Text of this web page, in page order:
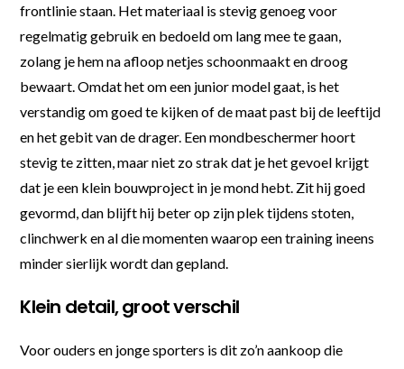
frontlinie staan. Het materiaal is stevig genoeg voor
regelmatig gebruik en bedoeld om lang mee te gaan,
zolang je hem na afloop netjes schoonmaakt en droog
bewaart. Omdat het om een junior model gaat, is het
verstandig om goed te kijken of de maat past bij de leeftijd
en het gebit van de drager. Een mondbeschermer hoort
stevig te zitten, maar niet zo strak dat je het gevoel krijgt
dat je een klein bouwproject in je mond hebt. Zit hij goed
gevormd, dan blijft hij beter op zijn plek tijdens stoten,
clinchwerk en al die momenten waarop een training ineens
minder sierlijk wordt dan gepland.
Klein detail, groot verschil
Voor ouders en jonge sporters is dit zo’n aankoop die